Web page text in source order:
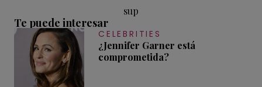
sup
Te puede interesar
CELEBRITIES
¿Jennifer Garner está
comprometida?